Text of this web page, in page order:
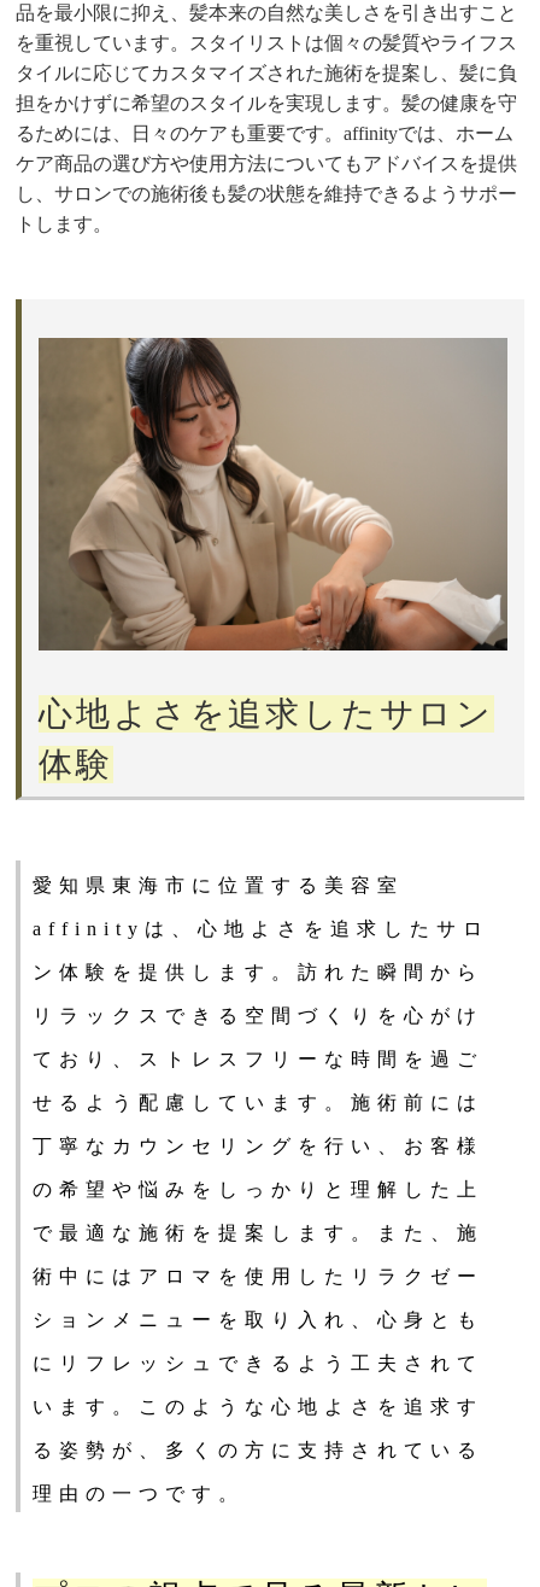
品を最小限に抑え、髪本来の自然な美しさを引き出すこと
を重視しています。スタイリストは個々の髪質やライフス
タイルに応じてカスタマイズされた施術を提案し、髪に負
担をかけずに希望のスタイルを実現します。髪の健康を守
るためには、日々のケアも重要です。affinityでは、ホーム
ケア商品の選び方や使用方法についてもアドバイスを提供
し、サロンでの施術後も髪の状態を維持できるようサポー
トします。
心地よさを追求したサロン
体験
愛知県東海市に位置する美容室
affinityは、心地よさを追求したサロ
ン体験を提供します。訪れた瞬間から
リラックスできる空間づくりを心がけ
ており、ストレスフリーな時間を過ご
せるよう配慮しています。施術前には
丁寧なカウンセリングを行い、お客様
の希望や悩みをしっかりと理解した上
で最適な施術を提案します。また、施
術中にはアロマを使用したリラクゼー
ションメニューを取り入れ、心身とも
にリフレッシュできるよう工夫されて
います。このような心地よさを追求す
る姿勢が、多くの方に支持されている
理由の一つです。